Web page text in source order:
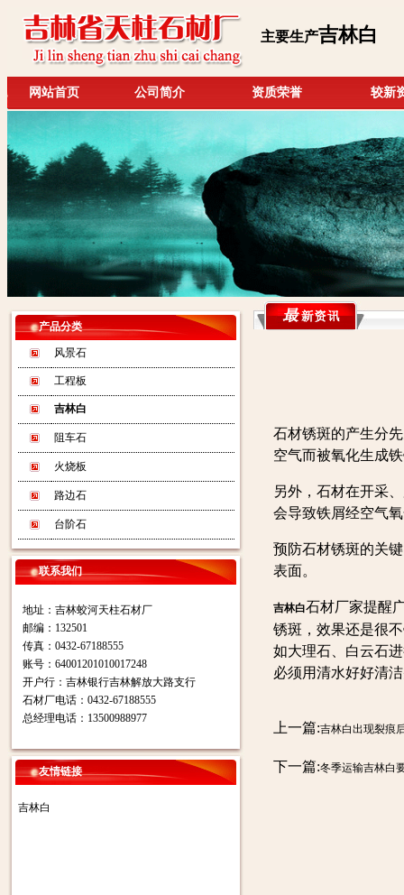
主要生产吉林白
网站首页 公司简介 资质荣誉 较新
产品分类
风景石
工程板
吉林白
阻车石
火烧板
路边石
台阶石
联系我们
地址：吉林蛟河天柱石材厂
邮编：132501
传真：0432-67188555
账号：64001201010017248
开户行：吉林银行吉林解放大路支行
石材厂电话：0432-67188555
总经理电话：13500988977
友情链接
吉林白
石材锈斑的产生分
空气而被氧化生成
另外，石材在开采
会导致铁屑经空气
预防石材锈斑的关
表面。
吉林白石材厂家提醒
锈斑，效果还是很
如大理石、白云石
必须用清水好好清
上一篇:吉林白出现裂痕
下一篇:冬季运输吉林白